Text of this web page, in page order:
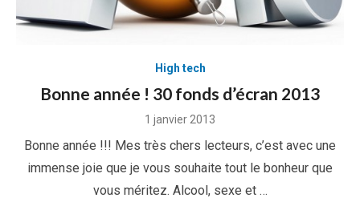
High tech
Bonne année ! 30 fonds d’écran 2013
Posted
1 janvier 2013
Bonne année !!! Mes très chers lecteurs, c’est avec une
immense joie que je vous souhaite tout le bonheur que
vous méritez. Alcool, sexe et …